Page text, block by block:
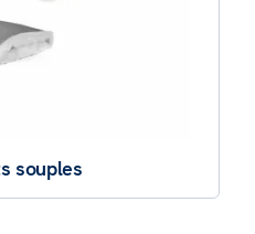
souples